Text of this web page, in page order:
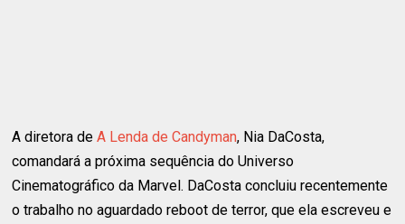
A diretora deA Lenda de Candyman, Nia DaCosta,
comandará a próxima sequência do Universo
Cinematográfico da Marvel. DaCosta concluiu recentemente
o trabalho no aguardado reboot de terror, que ela escreveu e